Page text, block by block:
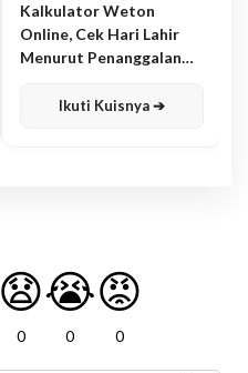
Kalkulator Weton
Online, Cek Hari Lahir
Menurut Penanggalan
Ikuti Kuisnya ➔
😧
0
😭
0
😡
0